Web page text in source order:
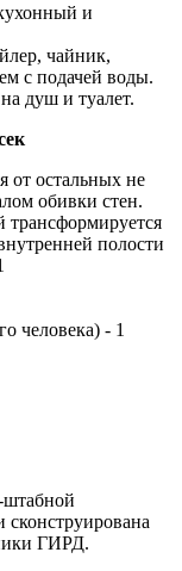
и
чайник,
с подачей воды.
душ и туалет.
от остальных не
обивки стен.
трансформируется
полости
человека) - 1
сконструирована
ГИРД.